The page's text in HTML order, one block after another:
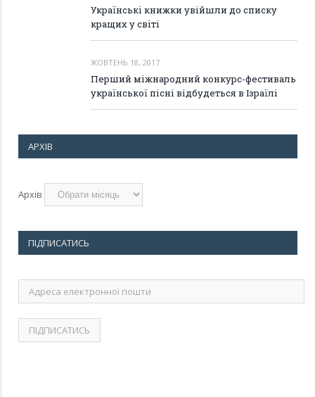
Українські книжки увійшли до списку
кращих у світі
ЖОВТЕНЬ 18, 2017
Перший міжнародний конкурс-фестиваль
української пісні відбудеться в Ізраїлі
АРХІВ
Архів
ПІДПИСАТИСЬ
Адреса
електронної